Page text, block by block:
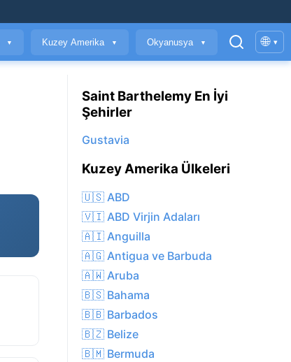
▼ Kuzey Amerika ▼ Okyanusya ▼ 🌐 ▾
Saint Barthelemy En İyi
Şehirler
Gustavia
Kuzey Amerika Ülkeleri
🇺🇸 ABD
🇻🇮 ABD Virjin Adaları
🇦🇮 Anguilla
🇦🇬 Antigua ve Barbuda
🇦🇼 Aruba
🇧🇸 Bahama
🇧🇧 Barbados
🇧🇿 Belize
🇧🇲 Bermuda